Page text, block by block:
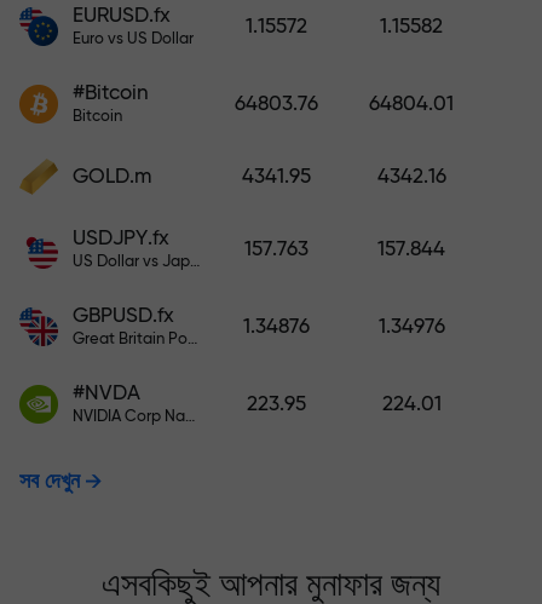
ডিপোজিট করুন এবং আপনার ডিপোজিটের 1,000
গুণ বোনাস নিন। X1000 কোনো টাইপিং মিসটেক
ততই বেশি।
EURUSD.fx
Euro vs US Dollar
1.15572 1.15582
#Bitcoin
Bitcoin
64803.76 64804.01
GOLD.m 4341.95 4342.16
USDJPY.fx
US Dollar vs Japanese Yen
157.763 157.844
GBPUSD.fx
Great Britain Pound vs US Dollar
1.34876 1.34976
#NVDA
NVIDIA Corp Nasdaq Stock Exchange (Nasdaq) USD
223.95 224.01
সব দেখুন
এসবকিছুই আপনার মুনাফার জন্য